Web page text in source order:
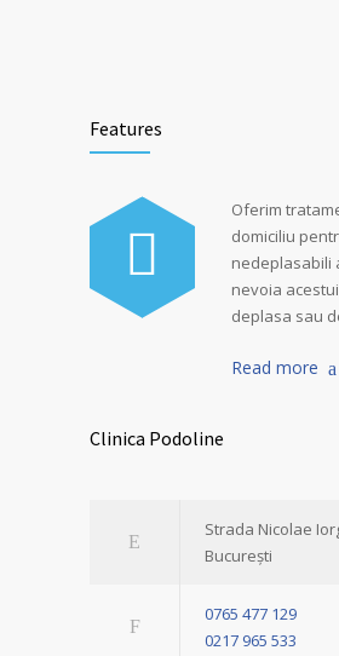
Features
Oferim
domiciliu
nedeplasabili
nevoia
deplasa sau
Read more
Clinica Podoline
Strada Nicolae
București
0765 477 129
0217 965 533